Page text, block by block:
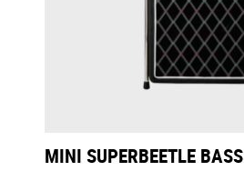
MINI SUPERBEETLE BASS